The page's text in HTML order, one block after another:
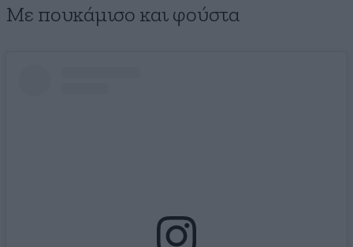
Με πουκάμισο και φούστα